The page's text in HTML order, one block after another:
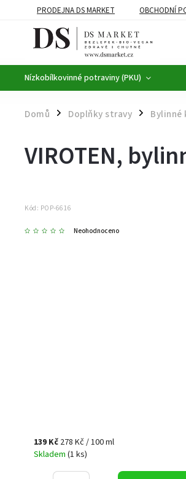
PRODEJNA DS MARKET OBCHODNÍ
BEZLEPKOVÉ POTRAVINY
Nízkobílkovinné potraviny (PKU)
Domů / Doplňky stravy / Bylinné
VIROTEN,
Kód: POP-6616
Neohodnoceno
139 Kč 278 Kč / 100 ml
Skladem (1 ks)